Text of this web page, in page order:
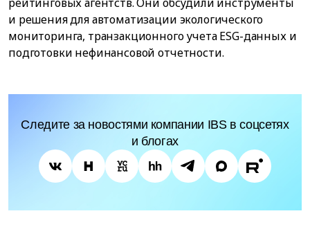
и решения для автоматизации экологического
мониторинга, транзакционного учета ESG-данных и
подготовки нефинансовой отчетности.
Следите за новостями компании IBS в соцсетях
и блогах